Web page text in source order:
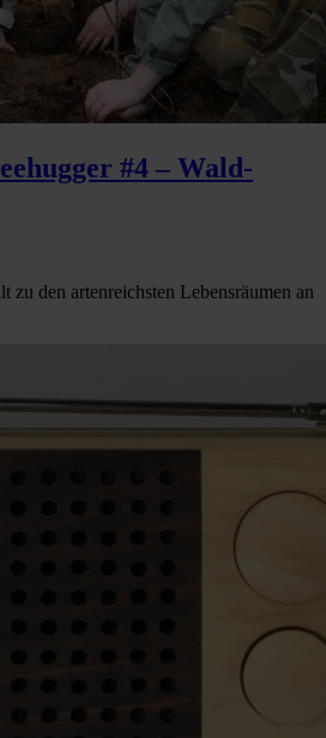
#4 – Wald-
zu den artenreichsten Lebensräumen an